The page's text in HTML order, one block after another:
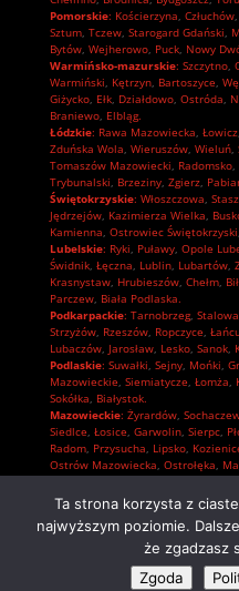
Pomorskie: Kościerzyna, Człuchów,
Sztum, Tczew, Starogard Gdański,
Bytów, Wejherowo, Puck, Nowy
Warmińsko-mazurskie: Szczytno,
Warmiński, Kętrzyn, Bartoszyce,
Giżycko, Ełk, Działdowo, Ostróda,
Braniewo, Elbląg.
Łódzkie: Rawa Mazowiecka, Łowicz,
Zduńska Wola, Wieruszów, Wieluń,
Tomaszów Mazowiecki, Radomsko,
Trybunalski, Brzeziny, Zgierz,
Świętokrzyskie: Włoszczowa,
Jędrzejów, Kazimierza Wielka,
Kamienna, Ostrowiec Świętokrzyski
Lubelskie: Ryki, Puławy, Opole
Świdnik, Łęczna, Lublin, Lubartów,
Krasnystaw, Hrubieszów, Chełm,
Parczew, Biała Podlaska.
Podkarpackie: Tarnobrzeg,
Strzyżów, Rzeszów, Ropczyce,
Lubaczów, Jarosław, Lesko, Sanok,
Podlaskie: Suwałki, Sejny, Mońki,
Mazowieckie, Siemiatycze, Łomża,
Sokółka, Białystok.
Mazowieckie: Żyrardów,
Siedlce, Łosice, Garwolin, Sierpc,
Radom, Przysucha, Lipsko,
Ostrów Mazowiecka, Ostrołęka,
Grodzisk Mazowiecki,Wołomin,
Ta strona korzysta z
najwyższym poziomie.
że zgadzasz
Zgoda